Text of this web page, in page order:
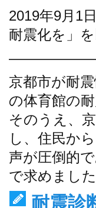
2019年9月1
耐震化を」
京都市が耐
の体育館の
そのうえ、
し、住民か
声が圧倒的
で求めました
耐震診